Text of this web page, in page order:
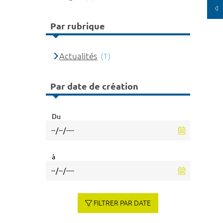
Par rubrique
Actualités (1)
Par date de création
Du
à
FILTRER PAR DATE